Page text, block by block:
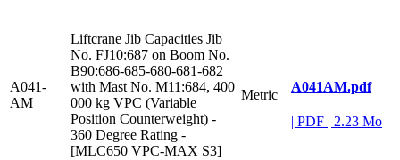
A041-
AM
Liftcrane Jib Capacities Jib
No. FJ10:687 on Boom No.
B90:686-685-680-681-682
with Mast No. M11:684, 400
000 kg VPC (Variable
Position Counterweight) -
360 Degree Rating -
[MLC650 VPC-MAX S3]
Metric
A041AM.pdf
| PDF | 2.23 Mo